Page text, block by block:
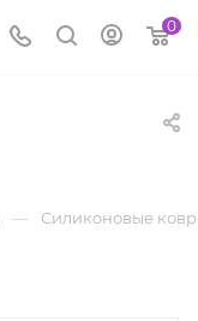
0
— Силиконовые